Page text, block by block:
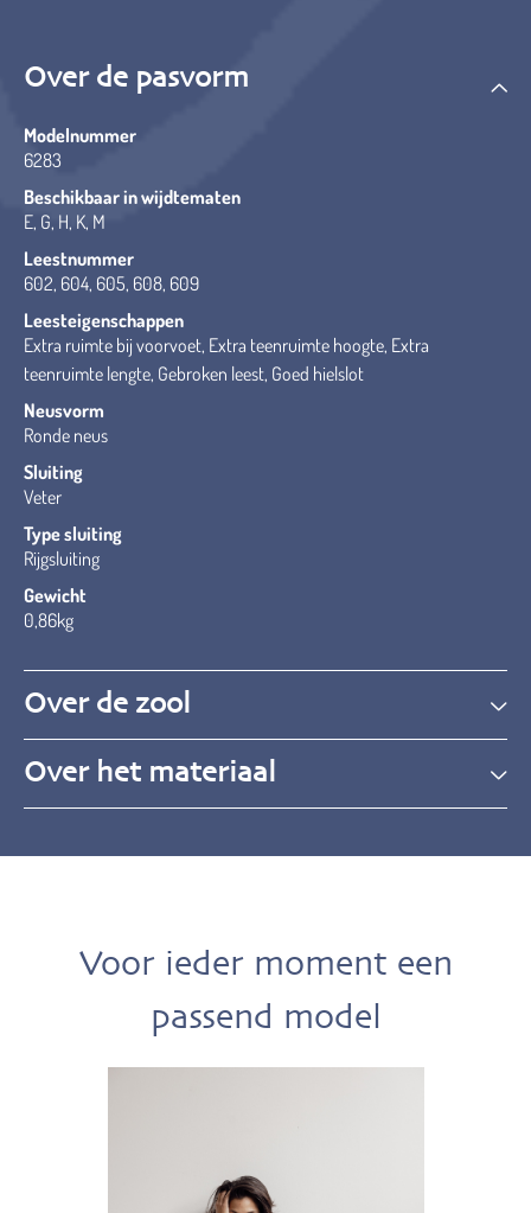
Over de pasvorm
Modelnummer
6283
Beschikbaar in wijdtematen
E, G, H, K, M
Leestnummer
602, 604, 605, 608, 609
Leesteigenschappen
Extra ruimte bij voorvoet, Extra teenruimte hoogte, Extra
teenruimte lengte, Gebroken leest, Goed hielslot
Neusvorm
Ronde neus
Sluiting
Veter
Type sluiting
Rijgsluiting
Gewicht
0,86kg
Over de zool
Over het materiaal
Voor ieder moment een
passend model